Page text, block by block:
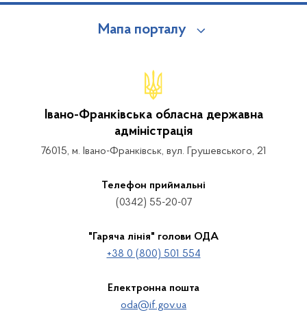
Мапа порталу
Івано-Франківська обласна державна
адміністрація
76015, м. Івано-Франківськ, вул. Грушевського, 21
Телефон приймальні
(0342) 55-20-07
"Гаряча лінія" голови ОДА
+38 0 (800) 501 554
Електронна пошта
oda@if.gov.ua